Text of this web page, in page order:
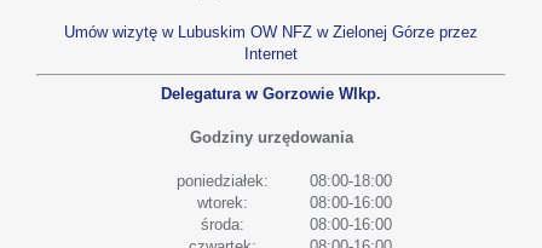
Umów wizytę w Lubuskim OW NFZ w Zielonej Górze przez
Internet
Delegatura w Gorzowie Wlkp.
Godziny urzędowania
poniedziałek:
08:00-18:00
wtorek:
08:00-16:00
środa:
08:00-16:00